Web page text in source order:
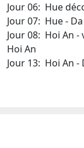
Jour 06: Hue
Jour 07: Hue -
Jour 08: Hoi An
Hoi An
Jour 13: Hoi An